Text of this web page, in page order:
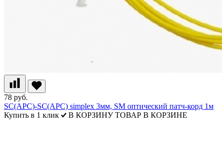
78 руб.
SC(APC)-SC(APC) simplex 3мм, SM оптический патч-корд 1м
Купить в 1 клик
В КОРЗИНУ ТОВАР В КОРЗИНЕ